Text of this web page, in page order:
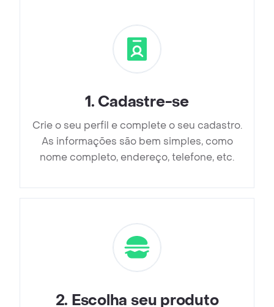
1. Cadastre-se
Crie o seu perfil e complete o seu cadastro.
As informações são bem simples, como
nome completo, endereço, telefone, etc.
2. Escolha seu produto